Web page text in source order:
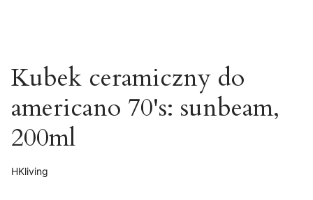
Kubek ceramiczny do
americano 70's: sunbeam,
200ml
HKliving